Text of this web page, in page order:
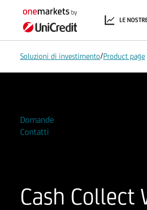
LE
Soluzioni di investimento/Product page
Domande
Contatti
Cash Collect